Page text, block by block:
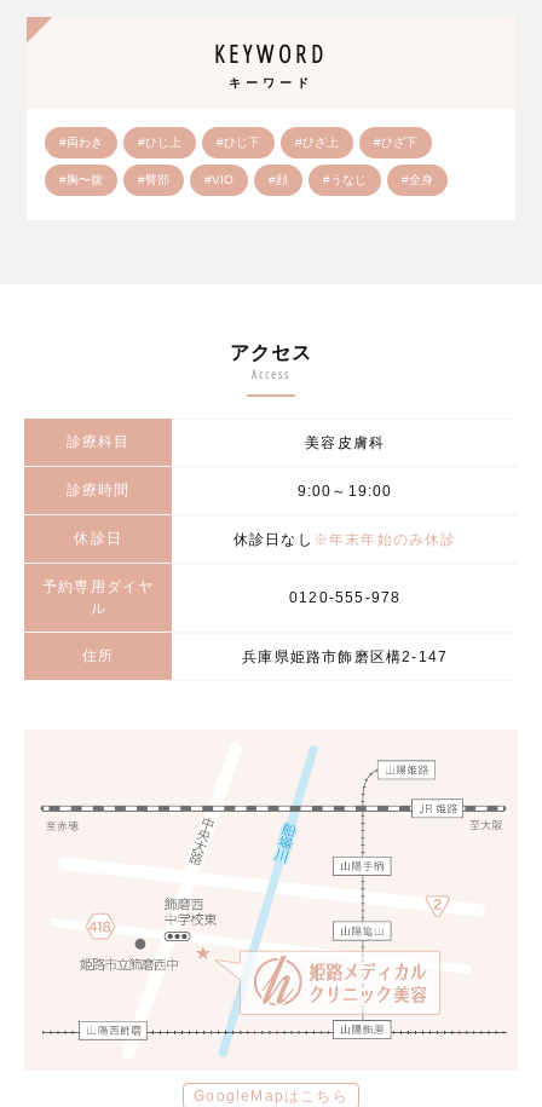
KEYWORD
キーワード
#両わき #ひじ上 #ひじ下 #ひざ上 #ひざ下
#胸〜腹 #臀部 #VIO #顔 #うなじ #全身
アクセス
Access
診療科目 美容皮膚科
診療時間 9:00～19:00
休診日 休診日なし ※年末年始のみ休診
予約専用ダイヤ
ル
0120-555-978
住所 兵庫県姫路市飾磨区構2-147
GoogleMapはこちら